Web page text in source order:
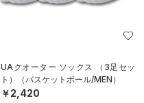
UAクオーター ソックス （3足セッ
ト）（バスケットボール/MEN）
￥2,420